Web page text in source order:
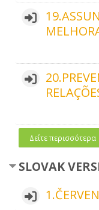
Δείτε περισσότερα
SLOVAK